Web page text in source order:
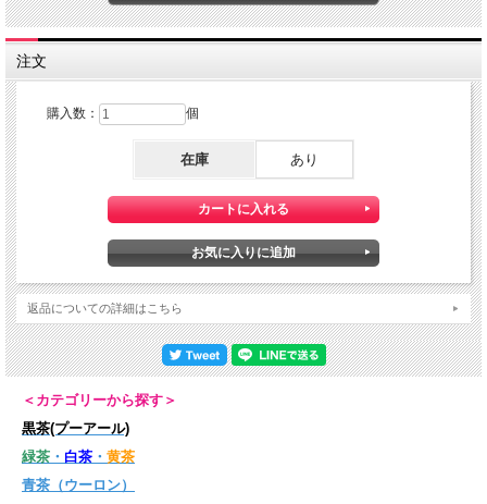
茶葉の開きを考えた適度なスペースで、最後まで美味しい！（広すぎず狭すぎな
い）
容量：約180ml
サイズ：約11.0×11.0×11.0cm
蓋高さ：約3.0cm、直径約8.2cm
カップ重量：約200ｇ
注文
購入数： 個
在庫 あり
返品についての詳細はこちら
＜カテゴリーから探す＞
黒茶(プーアール)
緑茶 ・ 白茶 ・ 黄茶
青茶（ウーロン）